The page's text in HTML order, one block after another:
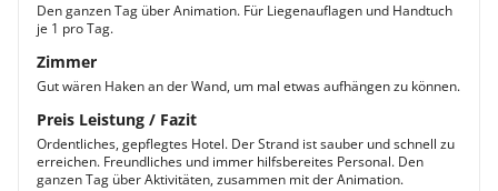
Den ganzen Tag über Animation. Für Liegenauflagen und Handtuch
je 1 pro Tag.
Zimmer
Gut wären Haken an der Wand, um mal etwas aufhängen zu können.
Preis Leistung / Fazit
Ordentliches, gepflegtes Hotel. Der Strand ist sauber und schnell zu
erreichen. Freundliches und immer hilfsbereites Personal. Den
ganzen Tag über Aktivitäten, zusammen mit der Animation.